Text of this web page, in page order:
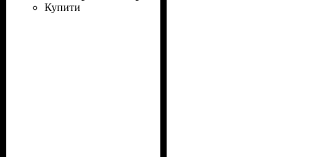
Купити